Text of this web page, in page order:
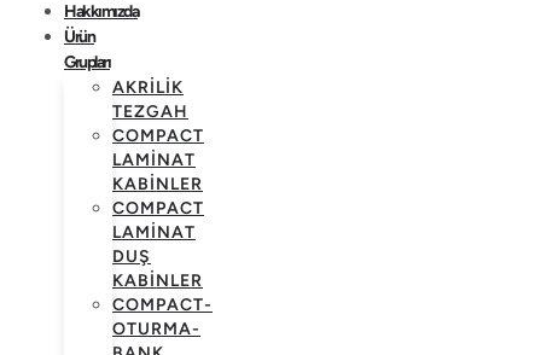
Hakkımızda
Ürün
Grupları
AKRILIK
TEZGAH
COMPACT
LAMINAT
KABINLER
COMPACT
LAMINAT
DUŞ
KABINLER
COMPACT-
OTURMA-